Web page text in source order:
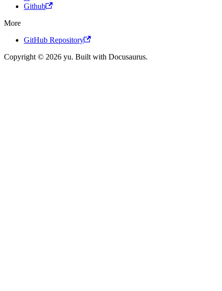
Github
More
GitHub Repository
Copyright © 2026 yu. Built with Docusaurus.